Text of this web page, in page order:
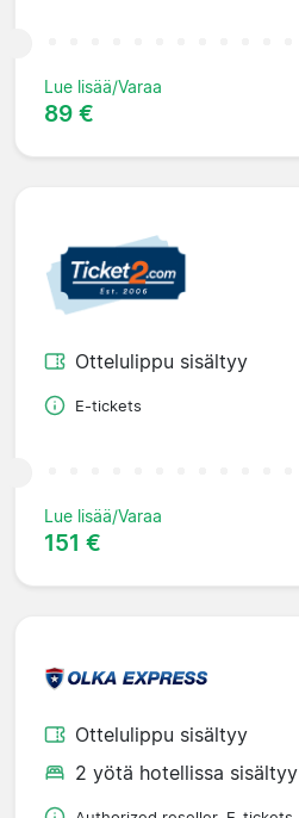
Lue lisää/Varaa
89 €
Ottelulippu sisältyy
E-tickets
Lue lisää/Varaa
151 €
Ottelulippu sisältyy
2 yötä hotellissa sisältyy